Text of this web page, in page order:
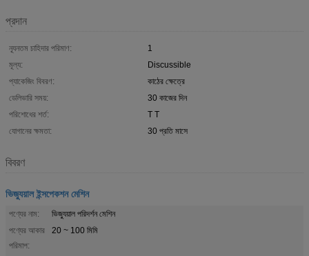
প্রদান
ন্যূনতম চাহিদার পরিমাণ:
1
মূল্য:
Discussible
প্যাকেজিং বিবরণ:
কাঠের ক্ষেত্রে
ডেলিভারি সময়:
30 কাজের দিন
পরিশোধের শর্ত:
T T
যোগানের ক্ষমতা:
30 প্রতি মাসে
বিবরণ
ভিজ্যুয়াল ইন্সপেকশন মেশিন
পণ্যের নাম:
ভিজ্যুয়াল পরিদর্শন মেশিন
পণ্যের আকার
পরিমাপ:
20 ~ 100 মিমি